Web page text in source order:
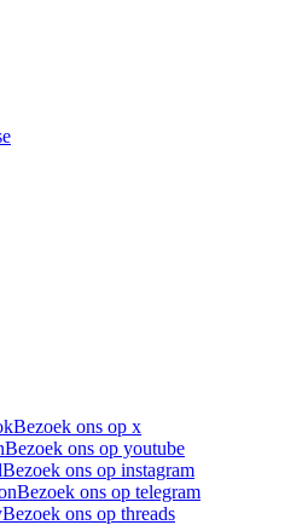
Bezoek ons op x
Bezoek ons op youtube
Bezoek ons op instagram
Bezoek ons op telegram
Bezoek ons op threads